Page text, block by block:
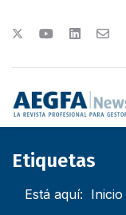
Etiquetas
Está aquí: Inicio